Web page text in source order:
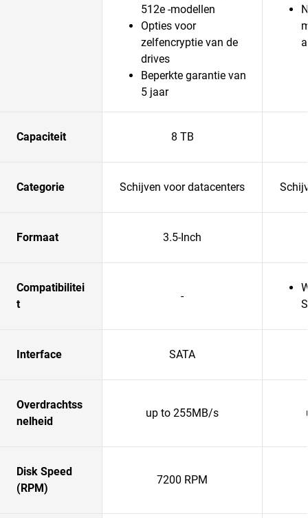
512e -modellen
Opties voor
zelfencryptie van de
drives
Beperkte garantie van
5 jaar
Capaciteit 8 TB
Categorie Schijven voor datacenters
Formaat 3.5-Inch
Compatibilitei
t
-
Interface SATA
Overdrachtss
nelheid
up to 255MB/s
Disk Speed
(RPM)
7200 RPM